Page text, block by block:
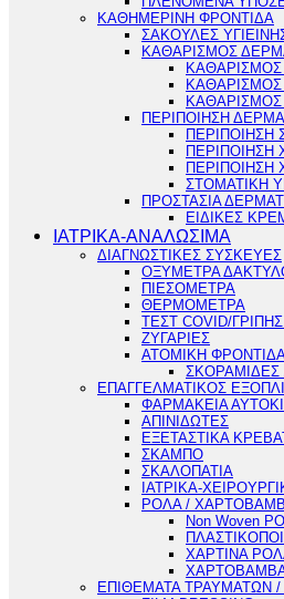
ΚΑΘΗΜΕΡΙΝΗ ΦΡΟΝΤΙΔΑ
ΣΑΚΟΥΛΕΣ
ΚΑΘΑΡΙΣΜΟΣ
ΚΑΘΑΡΙΣΜΟΣ
ΠΕΡΙΠΟΙΗΣΗ
ΠΕΡΙΠΟΙΗΣΗ
ΠΕΡΙΠΟΙΗΣΗ
ΠΕΡΙΠΟΙΗΣΗ
ΣΤΟΜΑΤΙΚΗ
ΠΡΟΣΤΑΣΙΑ
ΕΙΔΙΚΕΣ
ΙΑΤΡΙΚΑ-ΑΝΑΛΩΣΙΜΑ
ΔΙΑΓΝΩΣΤΙΚΕΣ ΣΥΣΚΕΥΕΣ
ΟΞΥΜΕΤΡΑ
ΠΙΕΣΟΜΕΤΡΑ
ΘΕΡΜΟΜΕΤΡΑ
ΤΕΣΤ COVID/
ΖΥΓΑΡΙΕΣ
ΑΤΟΜΙΚΗ
ΕΠΑΓΓΕΛΜΑΤΙΚΟΣ
ΦΑΡΜΑΚΕΙΑ
ΑΠΙΝΙΔΩΤΕΣ
ΕΞΕΤΑΣΤΙΚΑ
ΣΚΑΜΠΟ
ΣΚΑΛΟΠΑΤΙΑ
ΙΑΤΡΙΚΑ-
ΡΟΛΑ /
Non Woven
ΧΑΡΤΙΝΑ
ΕΠΙΘΕΜΑΤΑ ΤΡΑΥΜΑΤΩΝ /